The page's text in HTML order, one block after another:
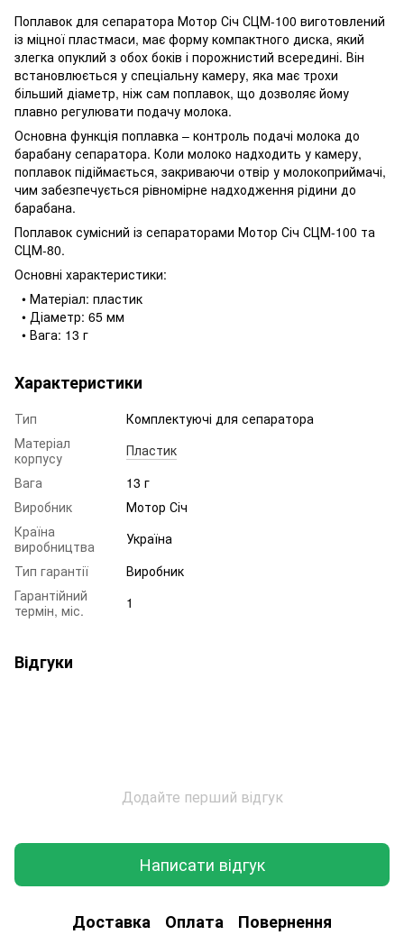
Поплавок для сепаратора Мотор Січ СЦМ-100 виготовлений
із міцної пластмаси, має форму компактного диска, який
злегка опуклий з обох боків і порожнистий всередині. Він
встановлюється у спеціальну камеру, яка має трохи
більший діаметр, ніж сам поплавок, що дозволяє йому
плавно регулювати подачу молока.
Основна функція поплавка – контроль подачі молока до
барабану сепаратора. Коли молоко надходить у камеру,
поплавок підіймається, закриваючи отвір у молокоприймачі,
чим забезпечується рівномірне надходження рідини до
барабана.
Поплавок сумісний із сепараторами Мотор Січ СЦМ-100 та
СЦМ-80.
Основні характеристики:
• Матеріал: пластик
• Діаметр: 65 мм
• Вага: 13 г
Характеристики
Тип
Комплектуючі для сепаратора
Матеріал
корпусу
Пластик
Вага
13 г
Виробник
Мотор Січ
Країна
виробництва
Україна
Тип гарантії
Виробник
Гарантійний
термін, міс.
1
Відгуки
Додайте перший відгук
Написати відгук
Доставка Оплата Повернення